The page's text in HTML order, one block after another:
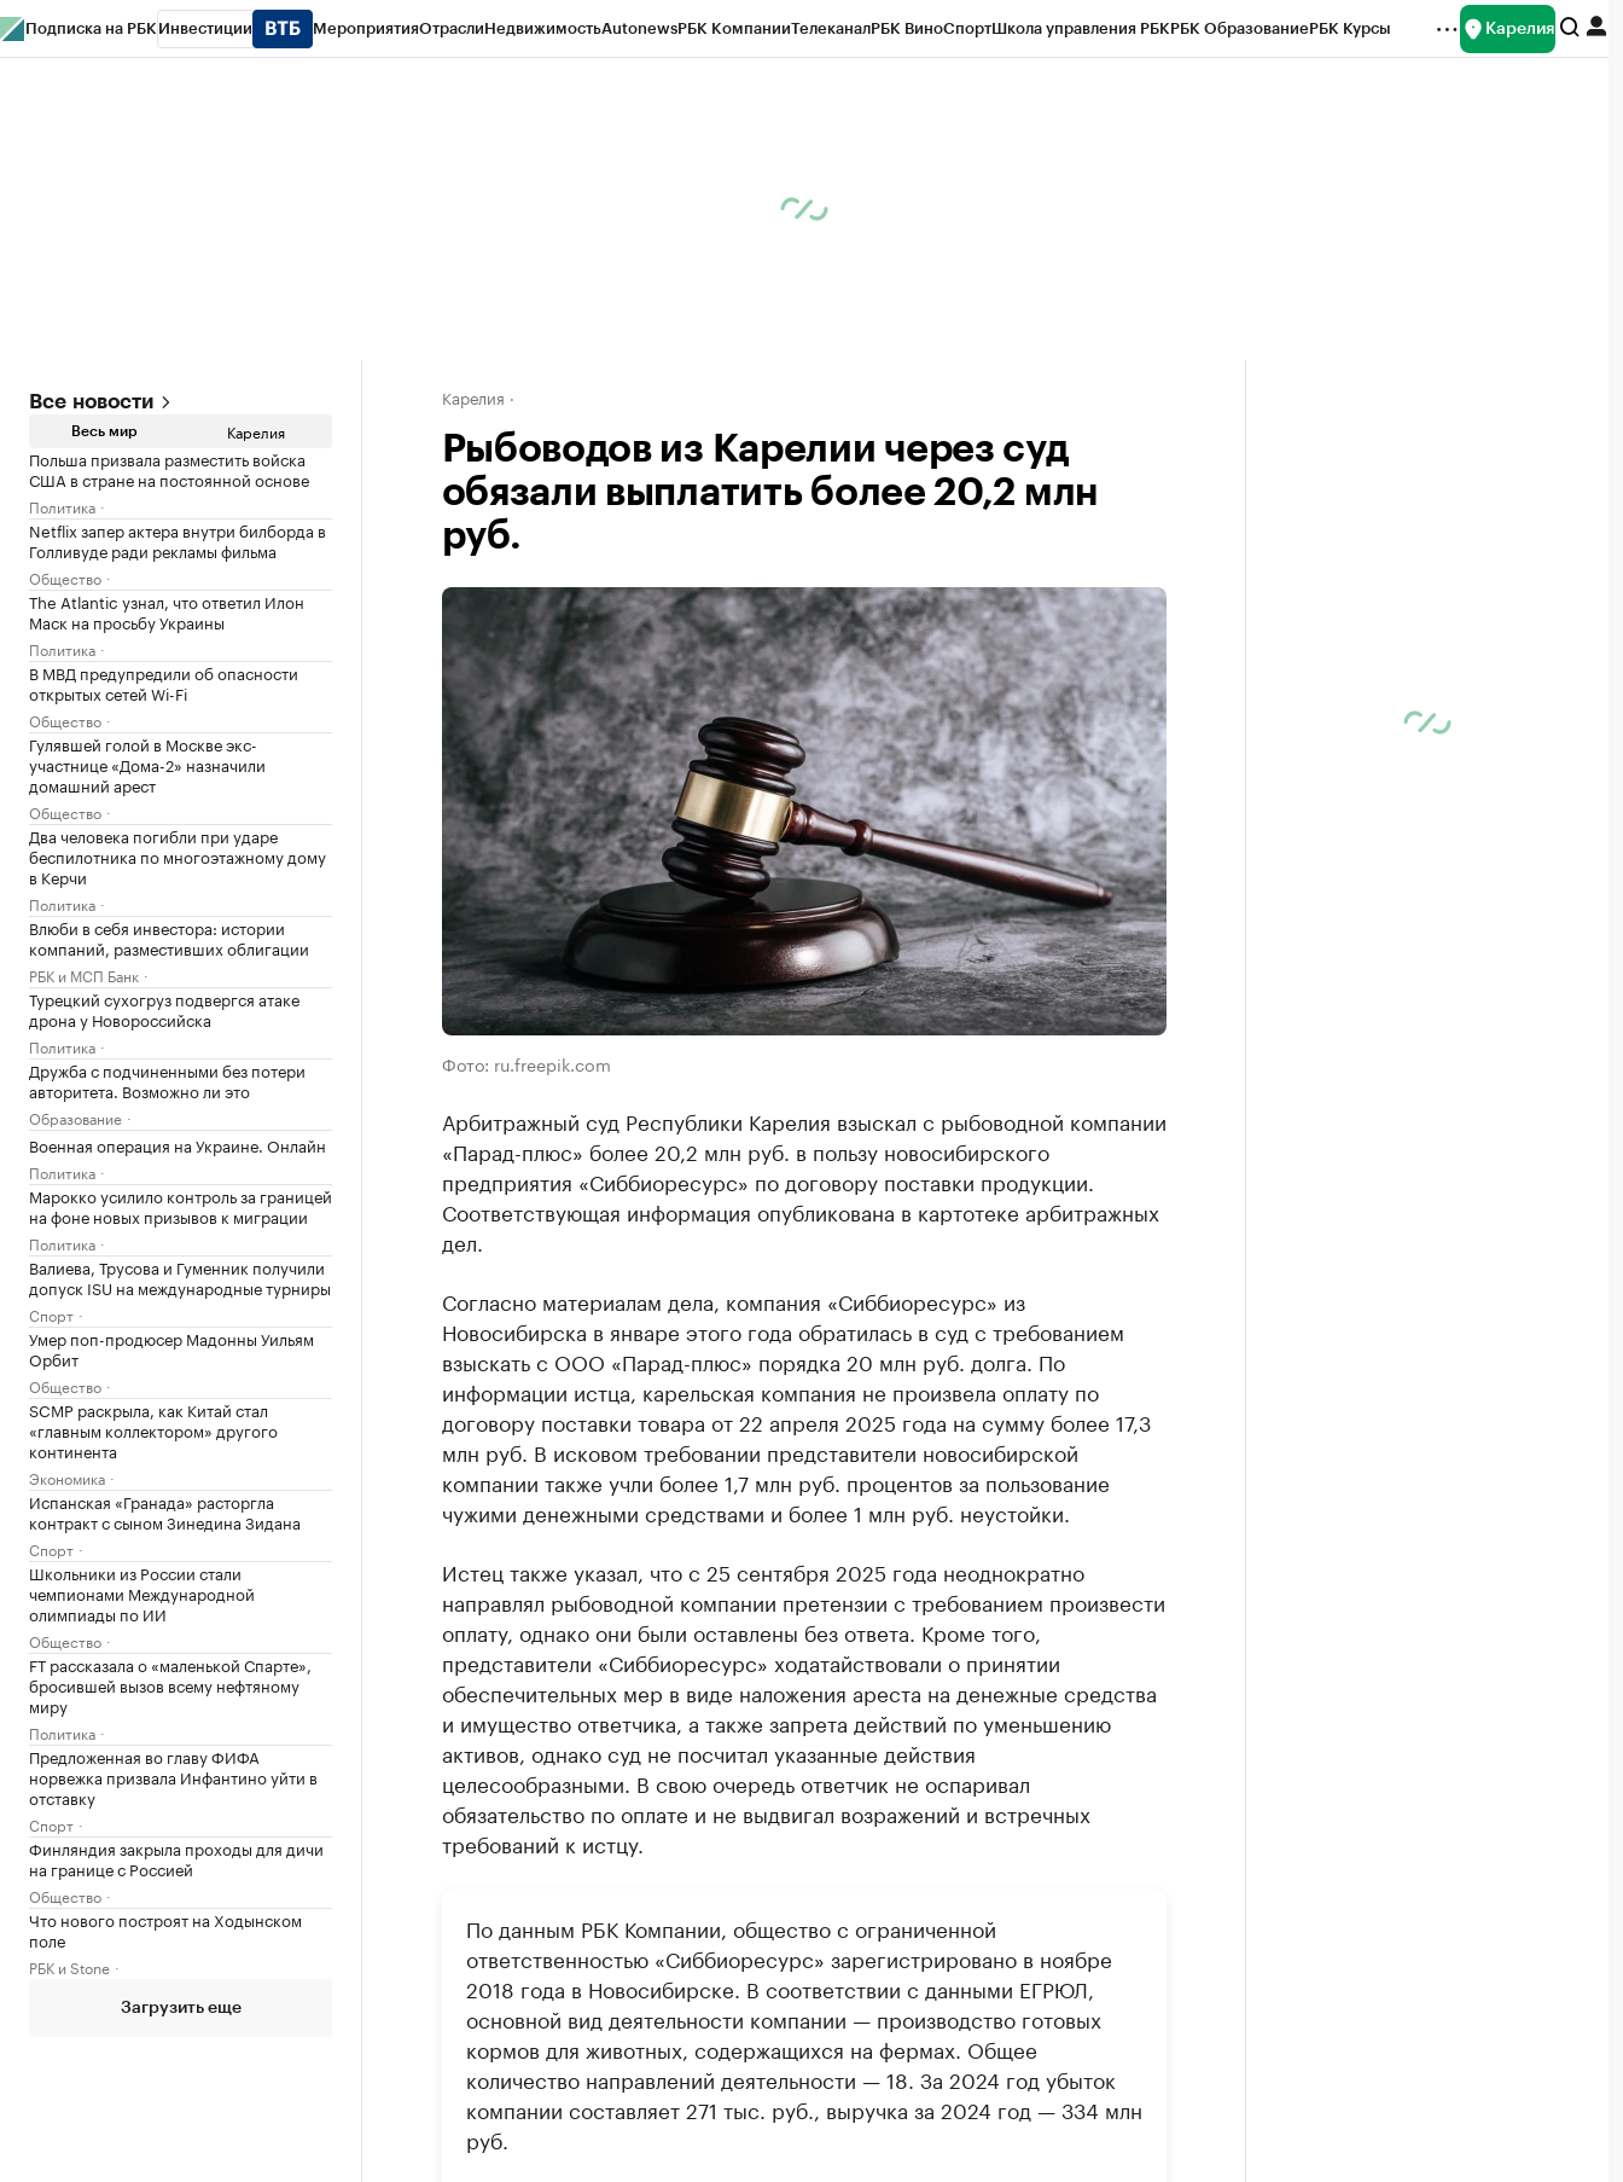
Подписка на РБК Инвестиции МероприятияОтраслиНедвижимостьAutonewsРБК КомпанииТелеканалРБК ВиноСпортШкола управления РБКРБК ОбразованиеРБК Курсы Карелия
Все новости
Весь мир Карелия
Польша призвала разместить войска
США в стране на постоянной основе
Политика
Netflix запер актера внутри билборда в
Голливуде ради рекламы фильма
Общество
The Atlantic узнал, что ответил Илон
Маск на просьбу Украины
Политика
В МВД предупредили об опасности
открытых сетей Wi-Fi
Общество
Гулявшей голой в Москве экс-
участнице «Дома-2» назначили
домашний арест
Общество
Два человека погибли при ударе
беспилотника по многоэтажному дому
в Керчи
Политика
Влюби в себя инвестора: истории
компаний, разместивших облигации
РБК и МСП Банк
Турецкий сухогруз подвергся атаке
дрона у Новороссийска
Политика
Дружба с подчиненными без потери
авторитета. Возможно ли это
Образование
Военная операция на Украине. Онлайн
Политика
Марокко усилило контроль за границей
на фоне новых призывов к миграции
Политика
Валиева, Трусова и Гуменник получили
допуск ISU на международные турниры
Спорт
Умер поп-продюсер Мадонны Уильям
Орбит
Общество
SCMP раскрыла, как Китай стал
«главным коллектором» другого
континента
Экономика
Испанская «Гранада» расторгла
контракт с сыном Зинедина Зидана
Спорт
Школьники из России стали
чемпионами Международной
олимпиады по ИИ
Общество
FT рассказала о «маленькой Спарте»,
бросившей вызов всему нефтяному
миру
Политика
Предложенная во главу ФИФА
норвежка призвала Инфантино уйти в
отставку
Спорт
Финляндия закрыла проходы для дичи
на границе с Россией
Общество
Что нового построят на Ходынском
поле
РБК и Stone
Загрузить еще
Карелия
Рыбоводов из Карелии через суд
обязали выплатить более 20,2 млн
руб.
Фото: ru.freepik.com
Арбитражный суд Республики Карелия взыскал с рыбоводной компании
«Парад-плюс» более 20,2 млн руб. в пользу новосибирского
предприятия «Сиббиоресурс» по договору поставки продукции.
Соответствующая информация опубликована в картотеке арбитражных
дел.
Согласно материалам дела, компания «Сиббиоресурс» из
Новосибирска в январе этого года обратилась в суд с требованием
взыскать с ООО «Парад-плюс» порядка 20 млн руб. долга. По
информации истца, карельская компания не произвела оплату по
договору поставки товара от 22 апреля 2025 года на сумму более 17,3
млн руб. В исковом требовании представители новосибирской
компании также учли более 1,7 млн руб. процентов за пользование
чужими денежными средствами и более 1 млн руб. неустойки.
Истец также указал, что с 25 сентября 2025 года неоднократно
направлял рыбоводной компании претензии с требованием произвести
оплату, однако они были оставлены без ответа. Кроме того,
представители «Сиббиоресурс» ходатайствовали о принятии
обеспечительных мер в виде наложения ареста на денежные средства
и имущество ответчика, а также запрета действий по уменьшению
активов, однако суд не посчитал указанные действия
целесообразными. В свою очередь ответчик не оспаривал
обязательство по оплате и не выдвигал возражений и встречных
требований к истцу.
По данным РБК Компании, общество с ограниченной
ответственностью «Сиббиоресурс» зарегистрировано в ноябре
2018 года в Новосибирске. В соответствии с данными ЕГРЮЛ,
основной вид деятельности компании — производство готовых
кормов для животных, содержащихся на фермах. Общее
количество направлений деятельности — 18. За 2024 год убыток
компании составляет 271 тыс. руб., выручка за 2024 год — 334 млн
руб.